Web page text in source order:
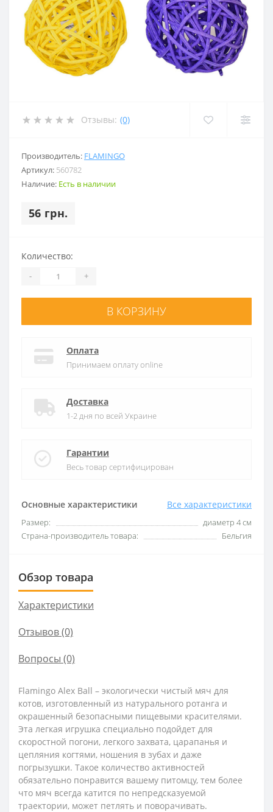
Отзывы: (0)
Производитель: FLAMINGO
Артикул: 560782
Наличие: Есть в наличии
56 грн.
Основные характеристики Все характеристики
Размер:
диаметр 4 см
Страна-производитель товара:
Бельгия
Количество:
- +
В КОРЗИНУ
Оплата
Принимаем оплату online
Доставка
1-2 дня по всей Украине
Гарантии
Весь товар сертифицирован
Обзор товара
Характеристики
Отзывов (0)
Вопросы (0)
Flamingo Alex Ball – экологически чистый мяч для
котов, изготовленный из натурального ротанга и
окрашенный безопасными пищевыми красителями.
Эта легкая игрушка специально подойдет для
скоростной погони, легкого захвата, царапанья и
цепляния когтями, ношения в зубах и даже
погрызушки. Такое количество активностей
обязательно понравится вашему питомцу, тем более
что мяч всегда катится по непредсказуемой
траектории, может петлять и поворачивать.